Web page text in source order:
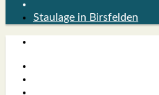
Staulage in Birsfelden